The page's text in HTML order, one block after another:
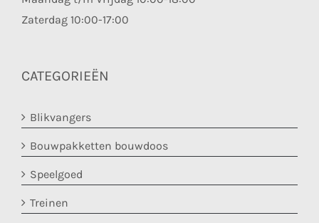
Zaterdag 10:00-17:00
CATEGORIEËN
Blikvangers
Bouwpakketten bouwdoos
Speelgoed
Treinen